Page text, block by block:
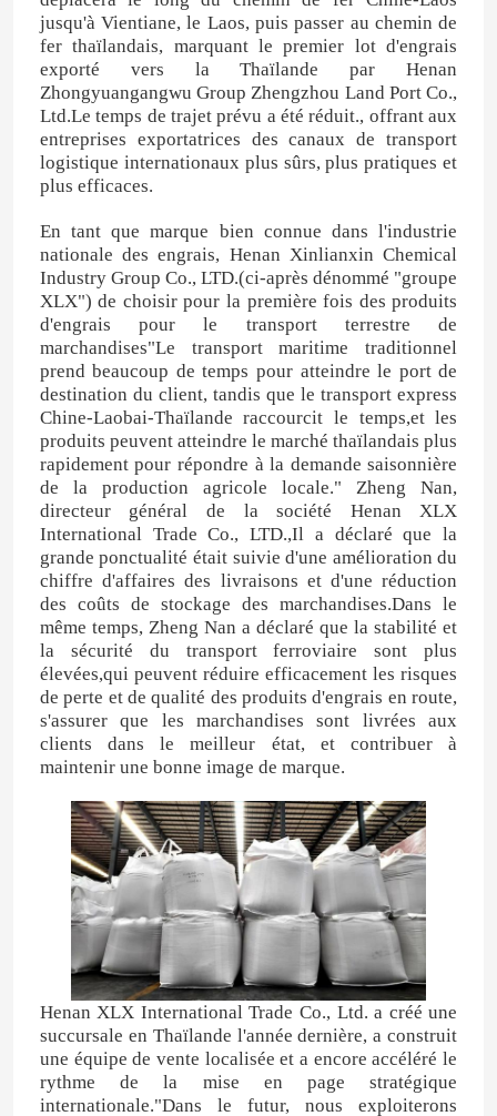
jusqu'à Vientiane, le Laos, puis passer au chemin de
fer thaïlandais, marquant le premier lot d'engrais
exporté vers la Thaïlande par Henan
Zhongyuangangwu Group Zhengzhou Land Port Co.,
Ltd.Le temps de trajet prévu a été réduit., offrant aux
entreprises exportatrices des canaux de transport
logistique internationaux plus sûrs, plus pratiques et
plus efficaces.
En tant que marque bien connue dans l'industrie
nationale des engrais, Henan Xinlianxin Chemical
Industry Group Co., LTD.(ci-après dénommé "groupe
XLX") de choisir pour la première fois des produits
d'engrais pour le transport terrestre de
marchandises"Le transport maritime traditionnel
prend beaucoup de temps pour atteindre le port de
destination du client, tandis que le transport express
Chine-Laobai-Thaïlande raccourcit le temps,et les
produits peuvent atteindre le marché thaïlandais plus
rapidement pour répondre à la demande saisonnière
de la production agricole locale." Zheng Nan,
directeur général de la société Henan XLX
International Trade Co., LTD.,Il a déclaré que la
grande ponctualité était suivie d'une amélioration du
chiffre d'affaires des livraisons et d'une réduction
des coûts de stockage des marchandises.Dans le
même temps, Zheng Nan a déclaré que la stabilité et
la sécurité du transport ferroviaire sont plus
élevées,qui peuvent réduire efficacement les risques
de perte et de qualité des produits d'engrais en route,
s'assurer que les marchandises sont livrées aux
clients dans le meilleur état, et contribuer à
maintenir une bonne image de marque.
Henan XLX International Trade Co., Ltd. a créé une
succursale en Thaïlande l'année dernière, a construit
une équipe de vente localisée et a encore accéléré le
rythme de la mise en page stratégique
internationale."Dans le futur, nous exploiterons